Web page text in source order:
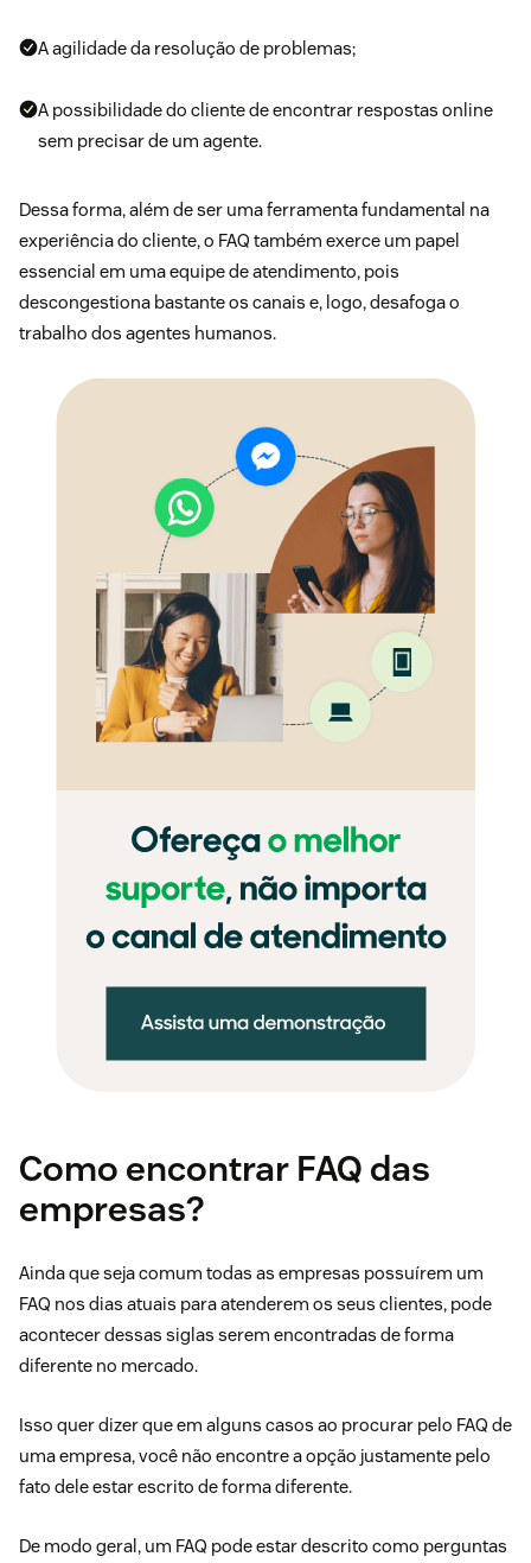
A agilidade da resolução de problemas;
A possibilidade do cliente de encontrar respostas online
sem precisar de um agente.
Dessa forma, além de ser uma ferramenta fundamental na
experiência do cliente, o FAQ também exerce um papel
essencial em umaequipe de atendimento, pois
descongestiona bastante os canais e, logo, desafoga o
trabalho dos agentes humanos.
Como encontrar FAQ das
empresas?
Ainda que seja comum todas as empresas possuírem um
FAQ nos dias atuais para atenderem os seus clientes, pode
acontecer dessas siglas serem encontradas de forma
diferente no mercado.
Isso quer dizer que em alguns casos ao procurar pelo FAQ de
uma empresa, você não encontre a opção justamente pelo
fato dele estar escrito de forma diferente.
De modo geral, um FAQ pode estar descrito como perguntas